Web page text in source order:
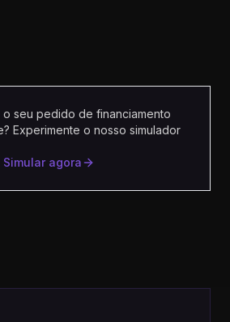
seu pedido de financiamento
Experimente o nosso simulador
Simular agora